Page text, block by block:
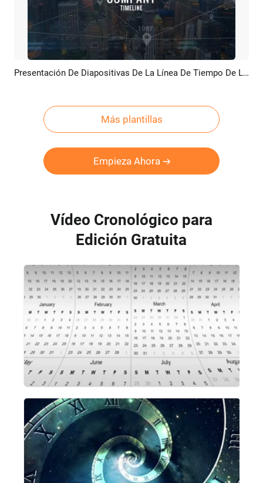
Previsualizar Crear IA Presentación De Diapositivas De La Línea De Tiempo De La Empresa De Minimalismo Azul
Más plantillas
Empieza Ahora
Vídeo Cronológico para
Edición Gratuita